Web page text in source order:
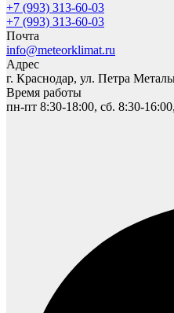
+7 (993) 313-60-03
+7 (993) 313-60-03
Почта
info@meteorklimat.ru
Адрес
г. Краснодар, ул. Петра
Время работы
пн-пт 8:30-18:00, сб. 8:30-